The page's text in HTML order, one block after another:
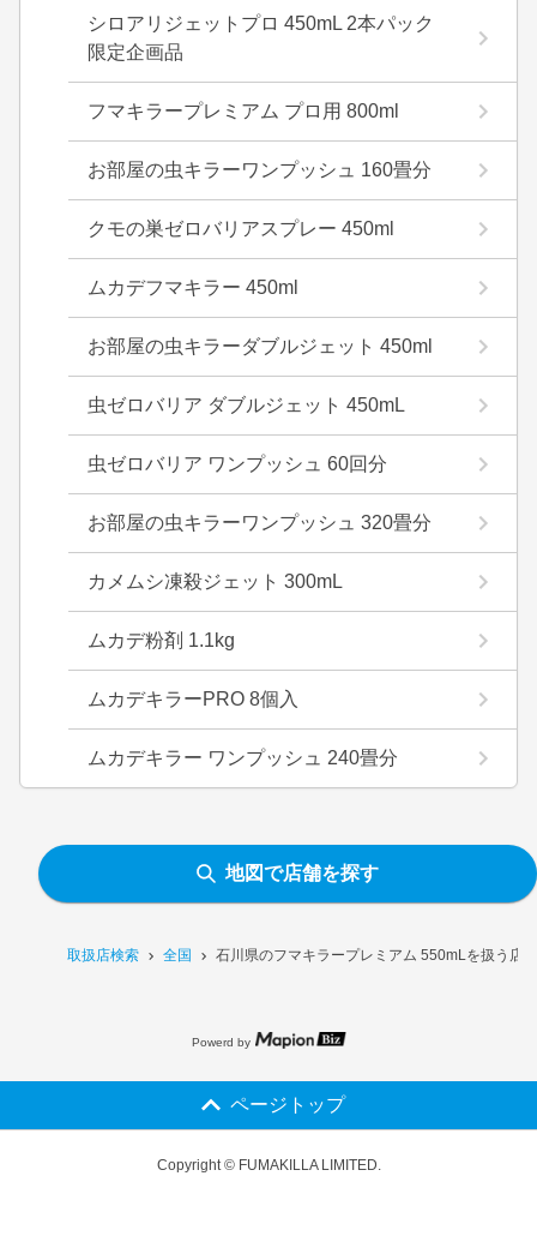
取扱店検索 全国 石川県のフマキラープレミアム 550mLを扱う店
シロアリジェットプロ 450mL 2本パック
限定企画品
フマキラープレミアム プロ用 800ml
お部屋の虫キラーワンプッシュ 160畳分
クモの巣ゼロバリアスプレー 450ml
ムカデフマキラー 450ml
お部屋の虫キラーダブルジェット 450ml
虫ゼロバリア ダブルジェット 450mL
虫ゼロバリア ワンプッシュ 60回分
お部屋の虫キラーワンプッシュ 320畳分
カメムシ凍殺ジェット 300mL
ムカデ粉剤 1.1kg
ムカデキラーPRO 8個入
ムカデキラー ワンプッシュ 240畳分
地図で店舗を探す
Powerd by
ページトップ
Copyright © FUMAKILLA LIMITED.